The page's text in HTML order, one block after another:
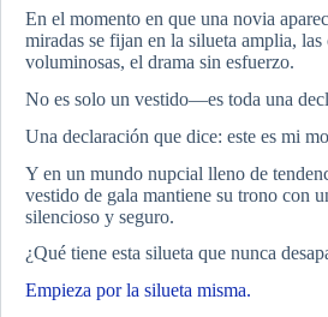
En el momento en que una novia
miradas se fijan en la silueta amplia, las
voluminosas, el drama sin esfuerzo.
No es solo un vestido—es toda una
Una declaración que dice: este es mi
Y en un mundo nupcial lleno de
vestido de gala mantiene su trono con
silencioso y seguro.
¿Qué tiene esta silueta que nunca
Empieza por la silueta misma.